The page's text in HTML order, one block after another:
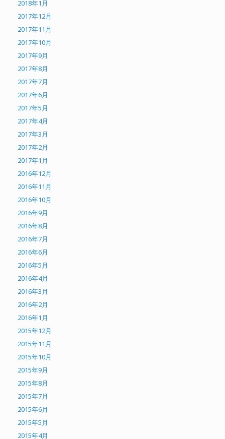
2018年1月
2017年12月
2017年11月
2017年10月
2017年9月
2017年8月
2017年7月
2017年6月
2017年5月
2017年4月
2017年3月
2017年2月
2017年1月
2016年12月
2016年11月
2016年10月
2016年9月
2016年8月
2016年7月
2016年6月
2016年5月
2016年4月
2016年3月
2016年2月
2016年1月
2015年12月
2015年11月
2015年10月
2015年9月
2015年8月
2015年7月
2015年6月
2015年5月
2015年4月